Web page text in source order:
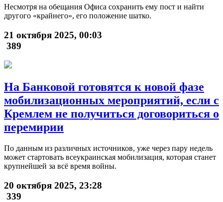
Несмотря на обещания Офиса сохранить ему пост и найти
другого «крайнего», его положение шатко.
21 октября 2025, 00:03
389
На Банковой готовятся к новой фазе
мобилизационных мероприятий, если с
Кремлем не получиться договориться о
перемирии
По данным из различных источников, уже через пару недель
может стартовать всеукраинская мобилизация, которая станет
крупнейшей за всё время войны.
20 октября 2025, 23:28
339